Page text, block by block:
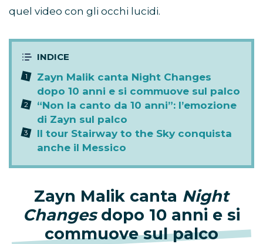
quel video con gli occhi lucidi.
Zayn Malik canta Night Changes
dopo 10 anni e si commuove sul palco
“Non la canto da 10 anni”: l’emozione
di Zayn sul palco
Il tour Stairway to the Sky conquista
anche il Messico
Zayn Malik canta Night
Changesdopo 10 anni e si
commuove sul palco